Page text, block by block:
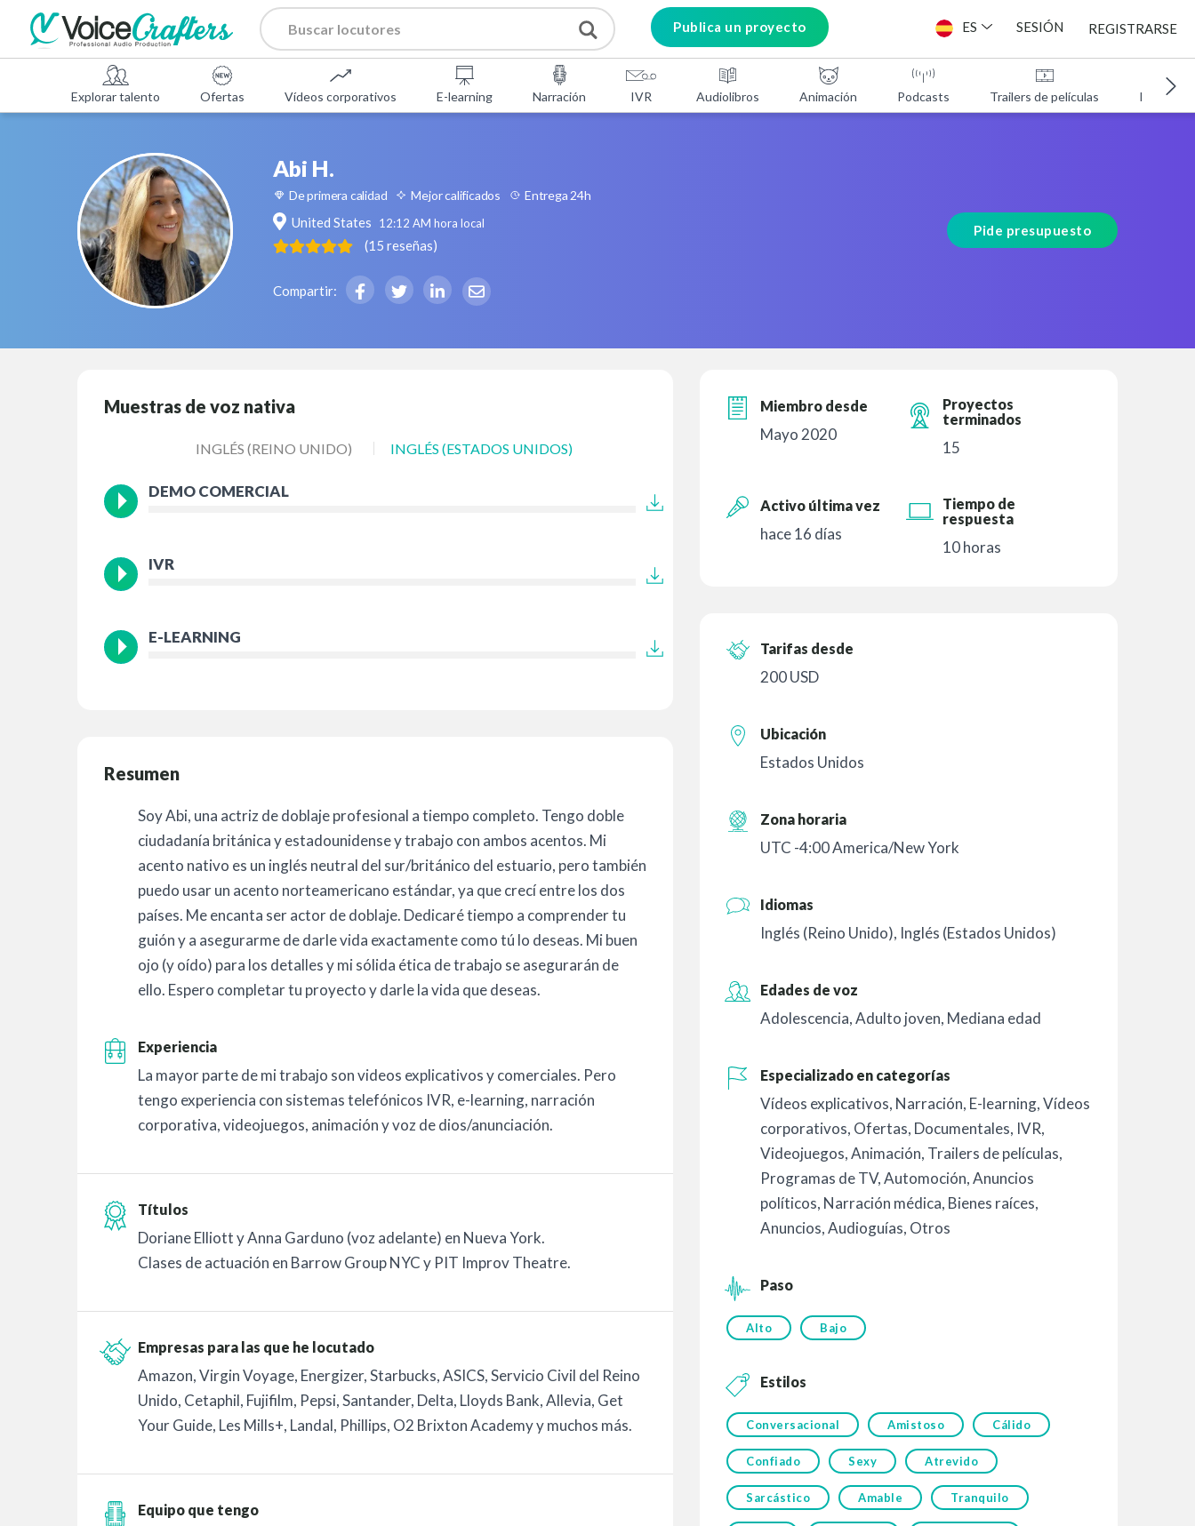
Publica un proyecto ES SESIÓN REGISTRARSE
Explorar talento Ofertas Vídeos corporativos E-learning Narración IVR Audiolibros Animación Podcasts Trailers de películas
Abi H.
De primera calidad Mejor calificados Entrega 24h
United States 12:12 AM hora local
(15 reseñas)
Compartir:
Pide presupuesto
Muestras de voz nativa
INGLÉS (REINO UNIDO) INGLÉS (ESTADOS UNIDOS)
DEMO COMERCIAL
IVR
E-LEARNING
Resumen
Soy Abi, una actriz de doblaje profesional a tiempo completo. Tengo doble
ciudadanía británica y estadounidense y trabajo con ambos acentos. Mi
acento nativo es un inglés neutral del sur/británico del estuario, pero también
puedo usar un acento norteamericano estándar, ya que crecí entre los dos
países. Me encanta ser actor de doblaje. Dedicaré tiempo a comprender tu
guión y a asegurarme de darle vida exactamente como tú lo deseas. Mi buen
ojo (y oído) para los detalles y mi sólida ética de trabajo se asegurarán de
ello. Espero completar tu proyecto y darle la vida que deseas.
Experiencia
La mayor parte de mi trabajo son videos explicativos y comerciales. Pero
tengo experiencia con sistemas telefónicos IVR, e-learning, narración
corporativa, videojuegos, animación y voz de dios/anunciación.
Títulos
Doriane Elliott y Anna Garduno (voz adelante) en Nueva York.
Clases de actuación en Barrow Group NYC y PIT Improv Theatre.
Empresas para las que he locutado
Amazon, Virgin Voyage, Energizer, Starbucks, ASICS, Servicio Civil del Reino
Unido, Cetaphil, Fujifilm, Pepsi, Santander, Delta, Lloyds Bank, Allevia, Get
Your Guide, Les Mills+, Landal, Phillips, O2 Brixton Academy y muchos más.
Equipo que tengo
Miembro desde
Mayo 2020
Proyectos
terminados
15
Activo última vez
hace 16 días
Tiempo de
respuesta
10 horas
Tarifas desde
200 USD
Ubicación
Estados Unidos
Zona horaria
UTC -4:00 America/New York
Idiomas
Inglés (Reino Unido), Inglés (Estados Unidos)
Edades de voz
Adolescencia,Adulto joven, Mediana edad
Especializado en categorías
Vídeos explicativos, Narración, E-learning,Vídeos
corporativos, Ofertas, Documentales, IVR,
Videojuegos,Animación, Trailers de películas,
Programas de TV,Automoción,Anuncios
políticos, Narración médica, Bienes raíces,
Anuncios,Audioguías, Otros
Paso
Alto Bajo
Estilos
Conversacional Amistoso Cálido
Confiado Sexy Atrevido
Sarcástico Amable Tranquilo